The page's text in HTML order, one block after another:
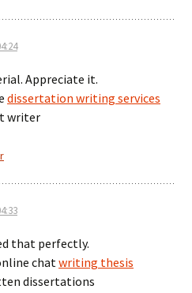
Appreciate it.
dissertation writing services
writer
that perfectly.
chatwriting thesis
dissertations